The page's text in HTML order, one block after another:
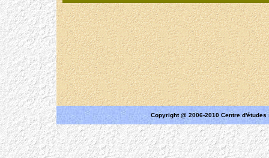
Copyright @ 2006-2010 Centre